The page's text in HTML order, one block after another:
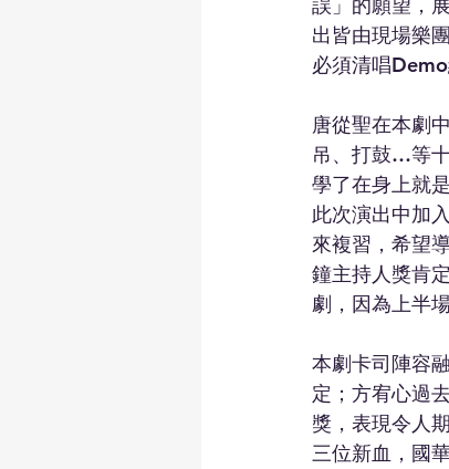
誤」的願望，
出皆由現場樂
必須清唱
唐從聖在本劇
吊、打鼓…等
學了在身上就
此次演出中加
來複習，希望
鐘主持人獎肯
劇，因為上半
本劇卡司陣容
定；方宥心過
獎，表現令人
三位新血，國